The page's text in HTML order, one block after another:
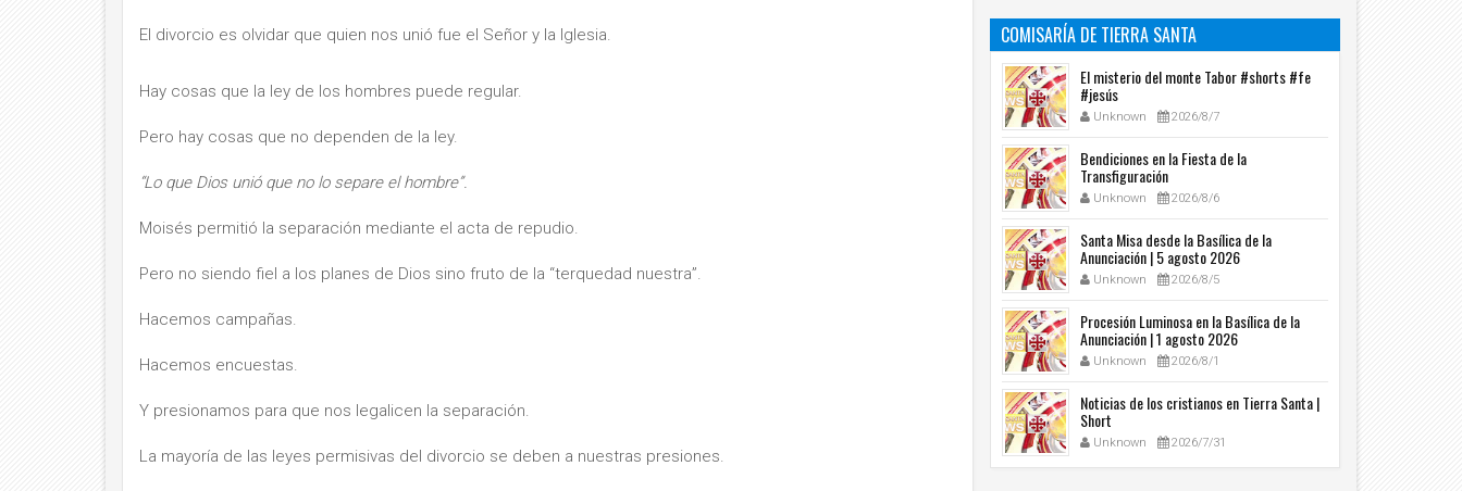
El divorcio es olvidar que quien nos unió fue el Señor y la Iglesia.
Hay cosas que la ley de los hombres puede regular.
Pero hay cosas que no dependen de la ley.
“Lo que Dios unió que no lo separe el hombre”.
Moisés permitió la separación mediante el acta de repudio.
Pero no siendo fiel a los planes de Dios sino fruto de la “terquedad nuestra”.
Hacemos campañas.
Hacemos encuestas.
Y presionamos para que nos legalicen la separación.
La mayoría de las leyes permisivas del divorcio se deben a nuestras presiones.
COMISARÍA DE TIERRA SANTA
El misterio del monte Tabor #shorts #fe
#jesús
Unknown 2026/8/7
Bendiciones en la Fiesta de la
Transfiguración
Unknown 2026/8/6
Santa Misa desde la Basílica de la
Anunciación | 5 agosto 2026
Unknown 2026/8/5
Procesión Luminosa en la Basílica de la
Anunciación | 1 agosto 2026
Unknown 2026/8/1
Noticias de los cristianos en Tierra Santa |
Short
Unknown 2026/7/31